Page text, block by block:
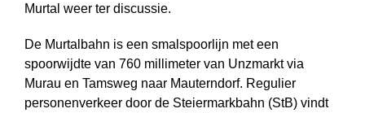
Murtal weer ter discussie.
De Murtalbahn is een smalspoorlijn met een
spoorwijdte van 760 millimeter van Unzmarkt via
Murau en Tamsweg naar Mauterndorf. Regulier
personenverkeer door de Steiermarkbahn (StB) vindt